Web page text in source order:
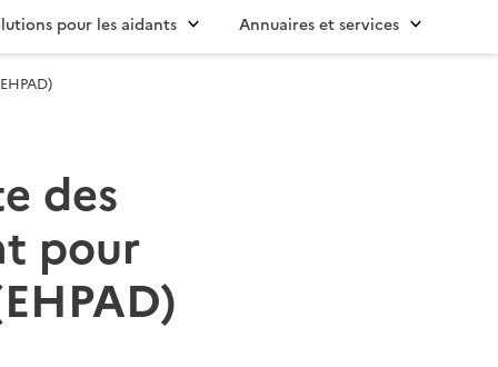
pour les aidants Annuaires et services
des
pour